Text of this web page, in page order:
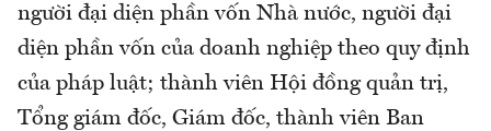
người đại diện phần vốn Nhà nước, người đại
diện phần vốn của doanh nghiệp theo quy định
của pháp luật; thành viên Hội đồng quản trị,
Tổng giám đốc, Giám đốc, thành viên Ban